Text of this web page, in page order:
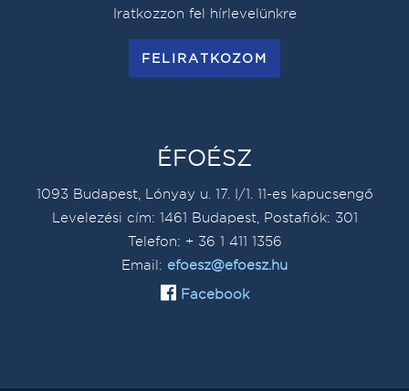
Iratkozzon fel hírlevelünkre
FELIRATKOZOM
ÉFOÉSZ
1093 Budapest, Lónyay u. 17. I/1. 11-es kapucsengő
Levelezési cím: 1461 Budapest, Postafiók: 301
Telefon: + 36 1 411 1356
Email: efoesz@efoesz.hu
Facebook